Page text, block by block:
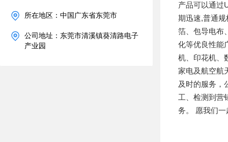
所在地区：中国广东省东莞市
公司地址：东莞市清溪镇葵清路电子
产业园
产品可以通过
期迅速,普通
箔、包导电布
化等优良性能
机、印花机、
家电及航空航
及时的服务，
工、检测到营
务。 愿我们